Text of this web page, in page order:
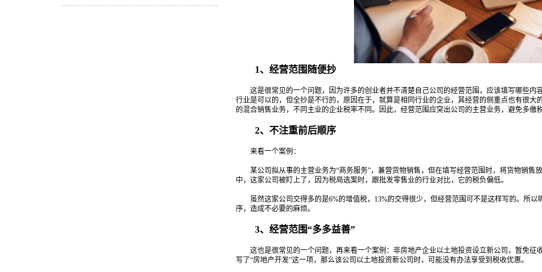
1、经营范围随便抄
这是很常见的一个问题，因为许多的创业者并不清楚自己公司的经营范围，应该填写哪些内
行业是可以的，但全抄是不行的，原因在于，就算是相同行业的企业，其经营的侧重点也有很
的混合销售业务，不同主业的企业税率不同。因此，经营范围应突出公司的主营业务，避免多缴税
2、不注重前后顺序
来看一个案例：
某公司拟从事的主营业务为“商务服务”，兼营货物销售，但在填写经营范围时，将货物销售
中，这家公司被盯上了，因为税局选案时，跟批发零售业的行业对比，它的税负偏低。
虽然这家公司交得多的是6%的增值税，13%的交得很少，但经营范围可不是这样写的。所以
序，造成不必要的麻烦。
3、经营范围“多多益善”
这也是很常见的一个问题，再来看一个案例：非房地产企业以土地投资设立新公司，暂免征
写了“房地产开发”这一项，那么该公司以土地投资新公司时，可能没有办法享受到税收优惠。